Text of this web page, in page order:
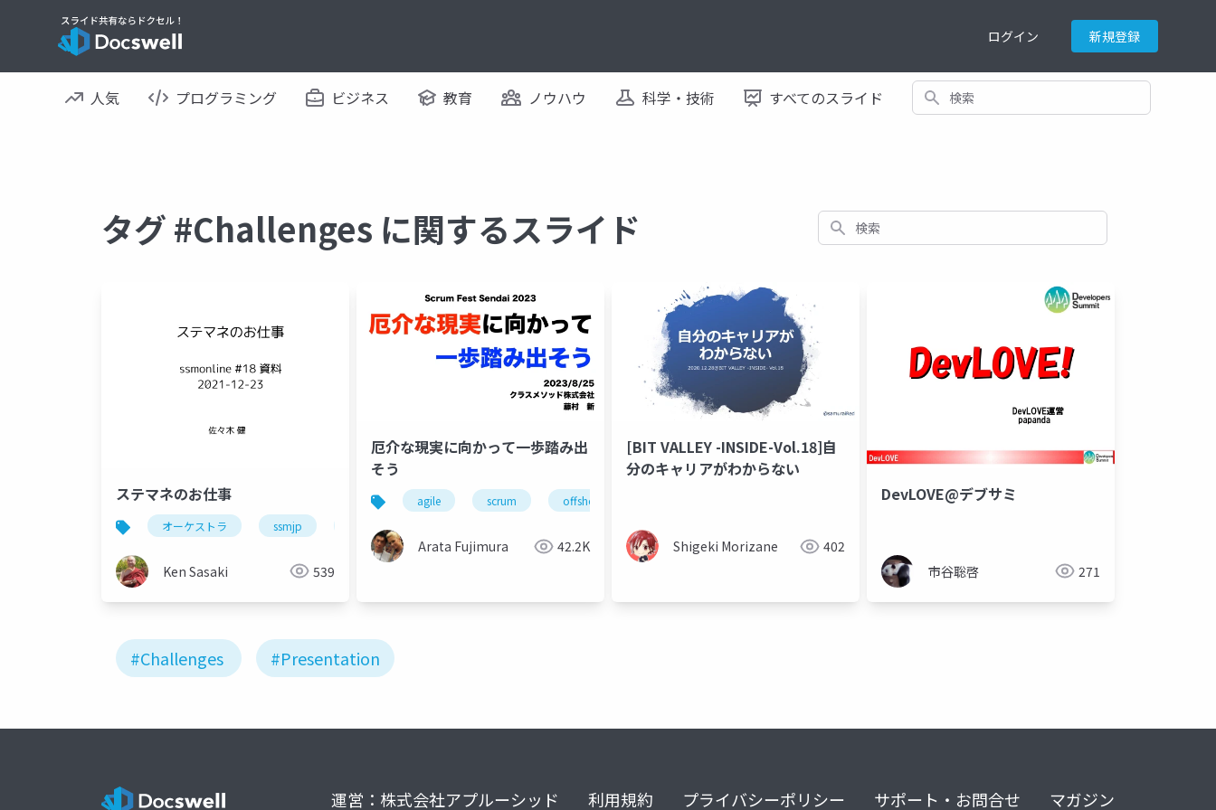
ログイン 新規登録
人気 プログラミング ビジネス 教育 ノウハウ 科学・技術 すべてのスライド 検索
タグ #Challenges に関するスライド 検索
ステマネのお仕事
オーケストラ ssmjp
Ken Sasaki 539
厄介な現実に向かって一歩踏み出
そう
agile scrum offshore
Arata Fujimura 42.2K
[BIT VALLEY -INSIDE-Vol.18]自
分のキャリアがわからない
Shigeki Morizane 402
DevLOVE@デブサミ
市谷聡啓 271
#Challenges #Presentation
運営：株式会社アプルーシッド 利用規約 プライバシーポリシー サポート・お問合せ マガジン